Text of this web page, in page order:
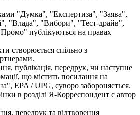
"Думка", "Експертиза", "Заява",
"Влада", "Вибори", "Тест-драйв",
публікуються на правах
створюється спільно з
публікація, передрук, чи наступне
що містить посилання на
EPA / UPG, суворо забороняється.
в розділі Я-Корреспондент є автор
передрук та відтворення